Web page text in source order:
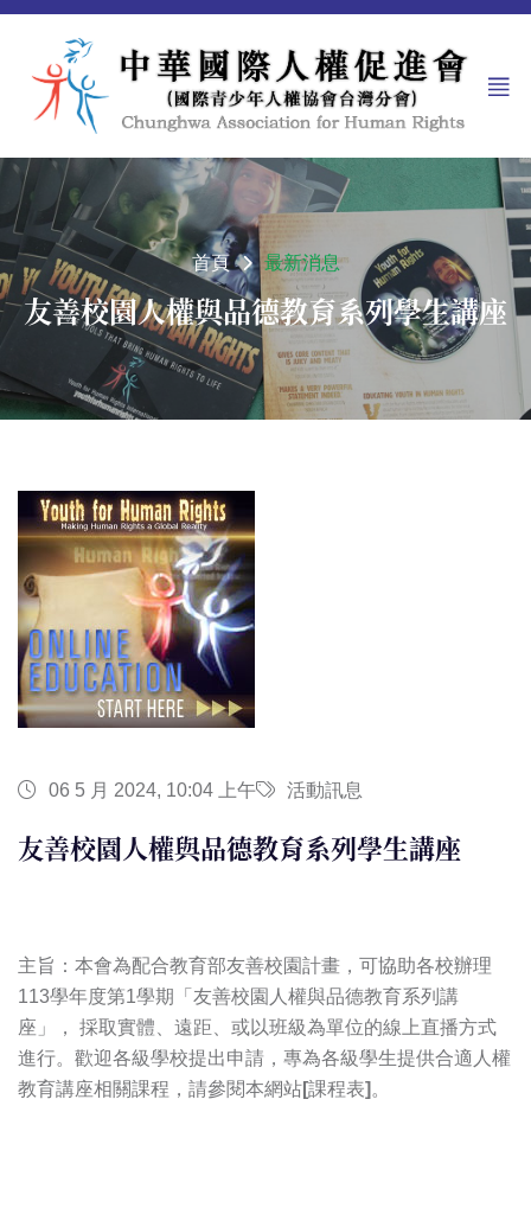
首頁 最新消息
友善校園人權與品德教育系列學生講座
06 5 月 2024, 10:04 上午 活動訊息
友善校園人權與品德教育系列學生講座
主旨：本會為配合教育部友善校園計畫，可協助各校辦理
113學年度第1學期「友善校園人權與品德教育系列講
座」， 採取實體、遠距、或以班級為單位的線上直播方式
進行。歡迎各級學校提出申請，專為各級學生提供合適人權
教育講座相關課程，請參閱本網站[課程表] 。